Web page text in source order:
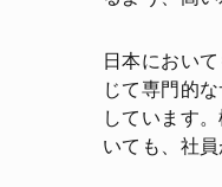
日本におい
じて専門的
しています
いても、社